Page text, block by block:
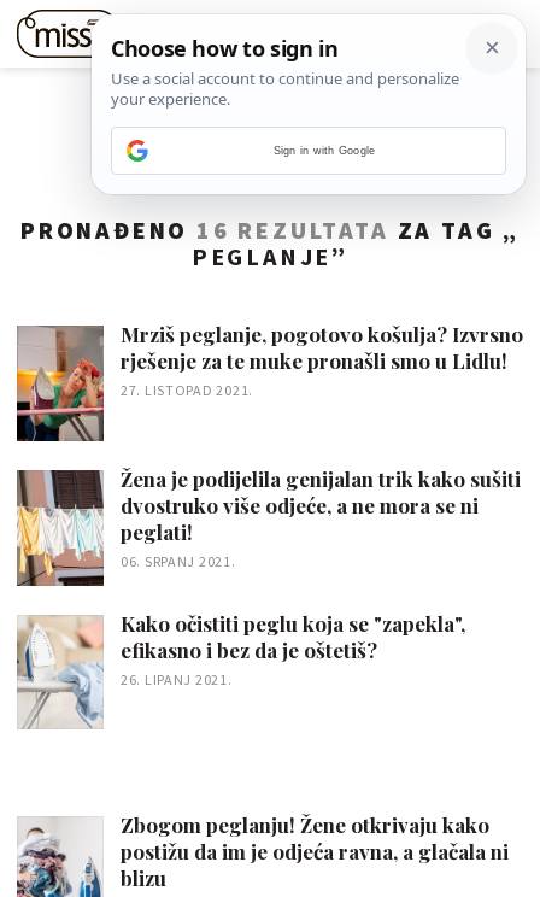
PRONAĐENO 16 REZULTATA ZA TAG „
PEGLANJE ”
Mrziš peglanje, pogotovo košulja? Izvrsno
rješenje za te muke pronašli smo u Lidlu!
27. LISTOPAD 2021.
Žena je podijelila genijalan trik kako sušiti
dvostruko više odjeće, a ne mora se ni
peglati!
06. SRPANJ 2021.
Kako očistiti peglu koja se "zapekla",
efikasno i bez da je oštetiš?
26. LIPANJ 2021.
Zbogom peglanju! Žene otkrivaju kako
postižu da im je odjeća ravna, a glačala ni
blizu
Sign in with Google